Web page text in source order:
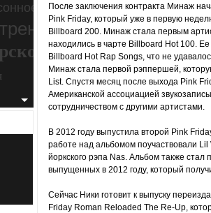
злость
беспокойное
После заключения контракта Минаж
Pink Friday, который уже в первую
Billboard 200. Минаж стала первым
находились в чарте Billboard Hot 100.
Billboard Hot Rap Songs, что не
Минаж стала первой рэппершей,
List. Спустя месяц после выхода Pink
Американской ассоциацией
сотрудничеством с другими артистами.
В 2012 году выпустила второй Pink
работе над альбомом поучаствовали
йоркского рэпа Nas. Альбом также стал
выпущенных в 2012 году, который
Сейчас Ники готовит к выпуску
Friday Roman Reloaded The Re-Up,